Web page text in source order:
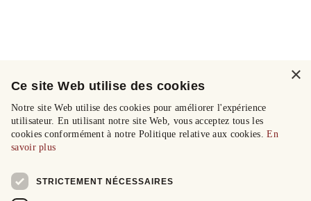
×
Ce site Web utilise des cookies
Notre site Web utilise des cookies pour améliorer l'expérience
utilisateur. En utilisant notre site Web, vous acceptez tous les
cookies conformément à notre Politique relative aux cookies.En
savoir plus
STRICTEMENT NÉCESSAIRES